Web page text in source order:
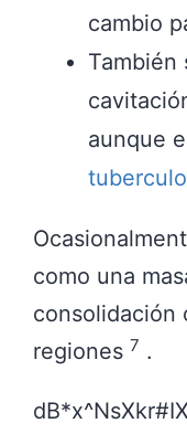
cambio
También
aunque
como una
consolidación
regiones 7 .